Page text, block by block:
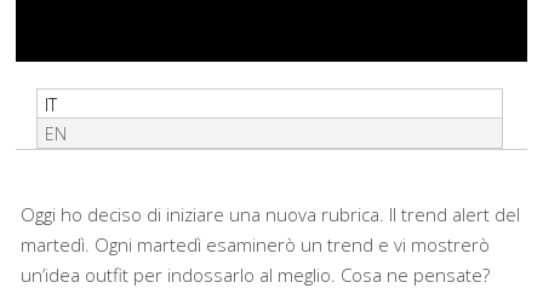
IT
EN
Oggi ho deciso di iniziare una nuova rubrica. Il trend alert del
martedì. Ogni martedì esaminerò un trend e vi mostrerò
un’idea outfit per indossarlo al meglio. Cosa ne pensate?